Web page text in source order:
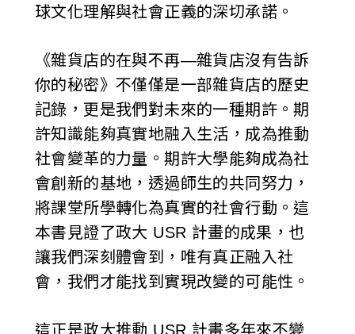
球文化理解與社會正義的深切承諾。
《雜貨店的在與不再—雜貨店沒有告訴
你的秘密》不僅僅是一部雜貨店的歷史
記錄，更是我們對未來的一種期許。期
許知識能夠真實地融入生活，成為推動
社會變革的力量。期許大學能夠成為社
會創新的基地，透過師生的共同努力，
將課堂所學轉化為真實的社會行動。這
本書見證了政大 USR 計畫的成果，也
讓我們深刻體會到，唯有真正融入社
會，我們才能找到實現改變的可能性。
這正是政大推動 USR 計畫多年來不變